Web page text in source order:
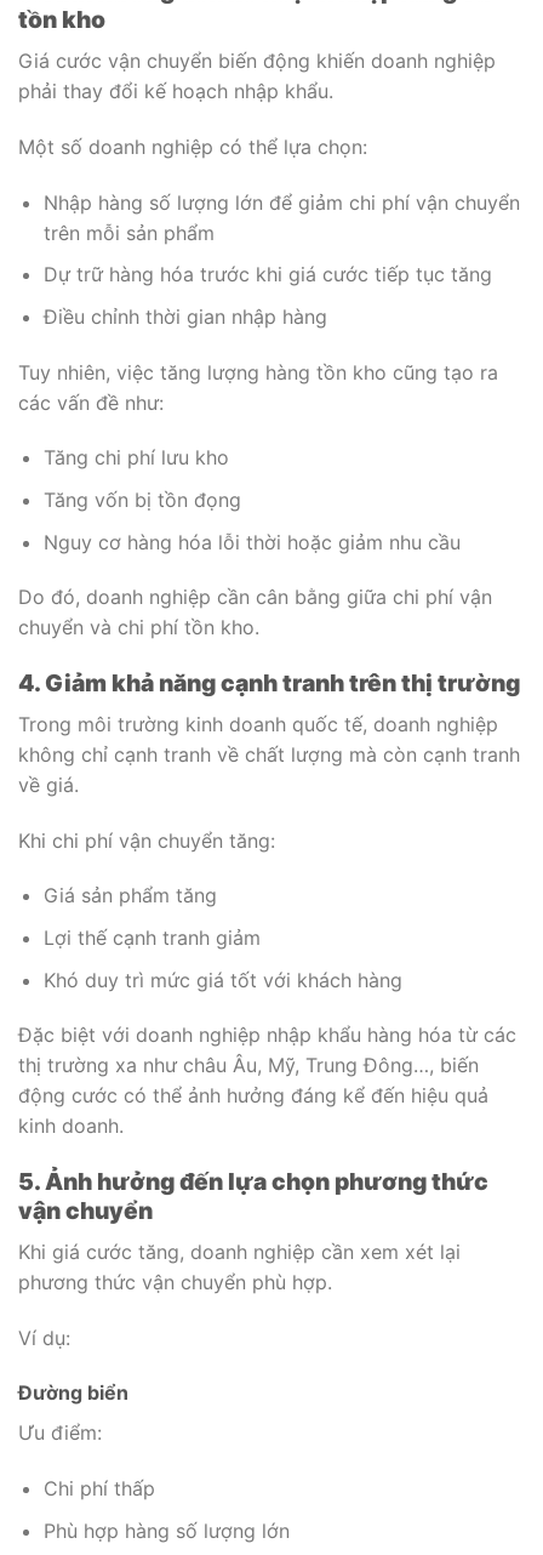
tồn kho
Giá cước vận chuyển biến động khiến doanh nghiệp
phải thay đổi kế hoạch nhập khẩu.
Một số doanh nghiệp có thể lựa chọn:
Nhập hàng số lượng lớn để giảm chi phí vận chuyển
trên mỗi sản phẩm
Dự trữ hàng hóa trước khi giá cước tiếp tục tăng
Điều chỉnh thời gian nhập hàng
Tuy nhiên, việc tăng lượng hàng tồn kho cũng tạo ra
các vấn đề như:
Tăng chi phí lưu kho
Tăng vốn bị tồn đọng
Nguy cơ hàng hóa lỗi thời hoặc giảm nhu cầu
Do đó, doanh nghiệp cần cân bằng giữa chi phí vận
chuyển và chi phí tồn kho.
4. Giảm khả năng cạnh tranh trên thị trường
Trong môi trường kinh doanh quốc tế, doanh nghiệp
không chỉ cạnh tranh về chất lượng mà còn cạnh tranh
về giá.
Khi chi phí vận chuyển tăng:
Giá sản phẩm tăng
Lợi thế cạnh tranh giảm
Khó duy trì mức giá tốt với khách hàng
Đặc biệt với doanh nghiệp nhập khẩu hàng hóa từ các
thị trường xa như châu Âu, Mỹ, Trung Đông…, biến
động cước có thể ảnh hưởng đáng kể đến hiệu quả
kinh doanh.
5. Ảnh hưởng đến lựa chọn phương thức
vận chuyển
Khi giá cước tăng, doanh nghiệp cần xem xét lại
phương thức vận chuyển phù hợp.
Ví dụ:
Đường biển
Ưu điểm:
Chi phí thấp
Phù hợp hàng số lượng lớn